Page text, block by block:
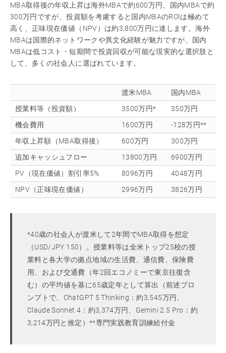
MBA取得後の年収上昇は海外MBAで約600万円、国内MBAで約
300万円ですが、投資額を考慮すると国内MBAのROIは極めて
高く、正味現在価値（NPV）は約3,800万円に達します。海外
MBAは国際的ネットワークや異文化経験が魅力ですが、国内
MBAは低コスト・短期間で投資回収が可能な現実的な選択肢と
して、多くの社会人に選ばれています。
渡米MBA
国内MBA
授業料等（投資額）
3500万円*
350万円
機会費用
1600万円
-128万円**
年収上昇額（MBA取得後）
600万円
300万円
追加キャッシュフロー
13800万円
6900万円
PV（現在価値）割引率5%
8096万円
4048万円
NPV（正味現在価値）
2996万円 3826万円
*40歳の社会人が渡米して2年間でMBA取得を想定
（USD/JPY 150）。授業料等は全米トップ25校の授
業料と各大学の拠点地域の生活費、通信費、保険費
用、および交通費（年2回エコノミーで東京往復含
む）の平均値を基に65歳定年として算出（前述プロ
ンプトで、ChatGPT 5 Thinking：約3,545万円、
Claude Sonnet 4：約3,374万円、Gemini 2.5 Pro：約
3,214万円と推定）**専門実践教育訓練給付金